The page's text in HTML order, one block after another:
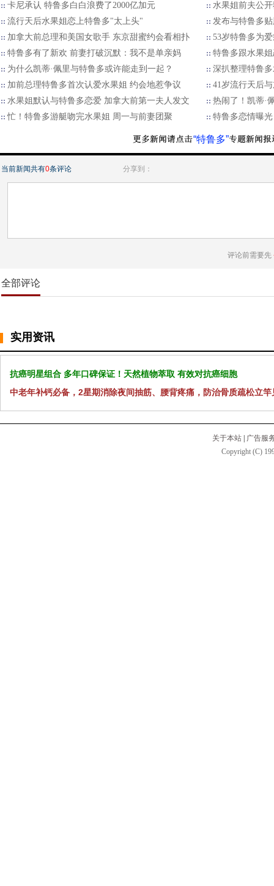
卡尼承认 特鲁多白白浪费了2000亿加元
水果姐前夫公
流行天后水果姐恋上特鲁多"太上头"
发布与特鲁多
加拿大前总理和美国女歌手 东京甜蜜约会看相扑
53岁特鲁多为
特鲁多有了新欢 前妻打破沉默：我不是单亲妈
特鲁多跟水果
为什么凯蒂·佩里与特鲁多或许能走到一起？
深扒整理特鲁
加前总理特鲁多首次认爱水果姐 约会地惹争议
41岁流行天后
水果姐默认与特鲁多恋爱 加拿大前第一夫人发文
热闹了！凯蒂·
忙！特鲁多游艇吻完水果姐 周一与前妻团聚
特鲁多恋情曝
“特鲁多”
当前新闻共有0条评论 分享到：
评论前需要先
全部评论
实用资讯
抗癌明星组合 多年口碑保证！天然植物萃取 有效对抗癌细胞
中老年补钙必备，2星期消除夜间抽筋、腰背疼痛，防治骨质疏松立竿
关于本站
广告服
Copyright (C)